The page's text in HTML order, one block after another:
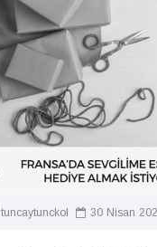
tuncaytunckol 30 Nisan